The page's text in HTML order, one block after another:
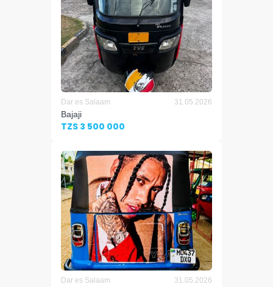
Dar es Salaam 31.05.2026
Bajaji
TZS 3 500 000
Dar es Salaam 31.05.2026